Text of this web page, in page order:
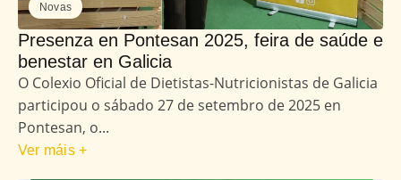
Novas
Presenza en Pontesan 2025, feira de saúde e
benestar en Galicia
O Colexio Oficial de Dietistas-Nutricionistas de Galicia
participou o sábado 27 de setembro de 2025 en
Pontesan, o...
Ver máis +